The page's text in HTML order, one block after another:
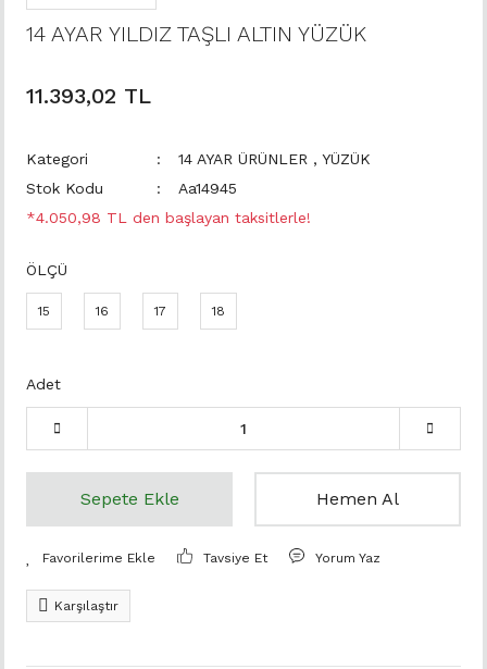
14 AYAR YILDIZ TAŞLI ALTIN YÜZÜK
11.393,02 TL
Kategori 14 AYAR ÜRÜNLER , YÜZÜK
Stok Kodu
Aa14945
*4.050,98 TL den başlayan taksitlerle!
ÖLÇÜ
15 16 17 18
Adet
Sepete Ekle Hemen Al
Tavsiye Et Yorum Yaz
Karşılaştır